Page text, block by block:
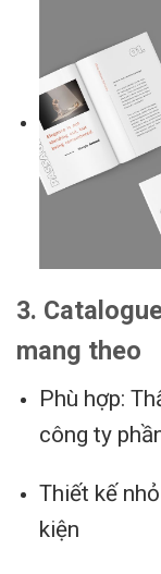
3.
mang theo
Phù hợp:
công ty
Thiết kế
kiện